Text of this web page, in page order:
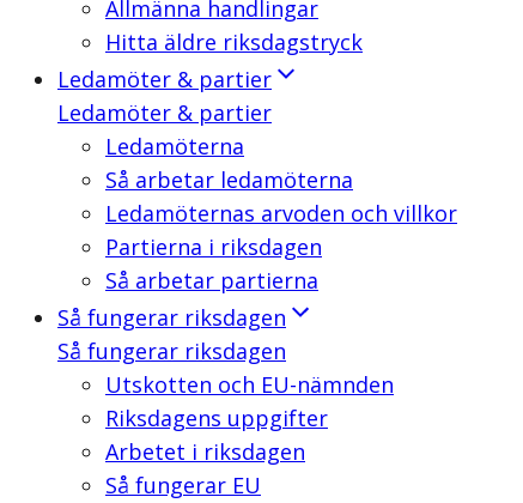
Allmänna handlingar
Hitta äldre riksdagstryck
Ledamöter & partier
Ledamöter & partier
Ledamöterna
Så arbetar ledamöterna
Ledamöternas arvoden och villkor
Partierna i riksdagen
Så arbetar partierna
Så fungerar riksdagen
Så fungerar riksdagen
Utskotten och EU-nämnden
Riksdagens uppgifter
Arbetet i riksdagen
Så fungerar EU